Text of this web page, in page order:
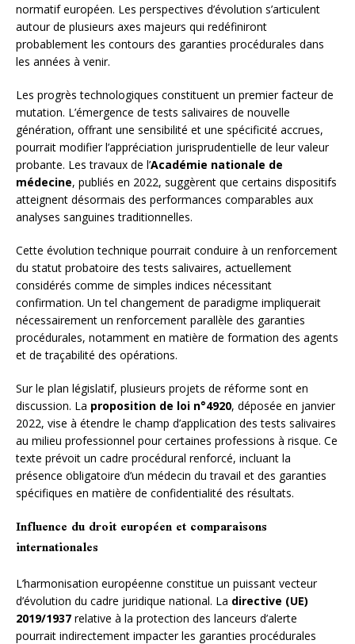
normatif européen. Les perspectives d’évolution s’articulent
autour de plusieurs axes majeurs qui redéfiniront
probablement les contours des garanties procédurales dans
les années à venir.
Les progrès technologiques constituent un premier facteur de
mutation. L’émergence de tests salivaires de nouvelle
génération, offrant une sensibilité et une spécificité accrues,
pourrait modifier l’appréciation jurisprudentielle de leur valeur
probante. Les travaux de l’Académie nationale de
médecine, publiés en 2022, suggèrent que certains dispositifs
atteignent désormais des performances comparables aux
analyses sanguines traditionnelles.
Cette évolution technique pourrait conduire à un renforcement
du statut probatoire des tests salivaires, actuellement
considérés comme de simples indices nécessitant
confirmation. Un tel changement de paradigme impliquerait
nécessairement un renforcement parallèle des garanties
procédurales, notamment en matière de formation des agents
et de traçabilité des opérations.
Sur le plan législatif, plusieurs projets de réforme sont en
discussion. La proposition de loi n°4920, déposée en janvier
2022, vise à étendre le champ d’application des tests salivaires
au milieu professionnel pour certaines professions à risque. Ce
texte prévoit un cadre procédural renforcé, incluant la
présence obligatoire d’un médecin du travail et des garanties
spécifiques en matière de confidentialité des résultats.
Influence du droit européen et comparaisons
internationales
L’harmonisation européenne constitue un puissant vecteur
d’évolution du cadre juridique national. La directive (UE)
2019/1937 relative à la protection des lanceurs d’alerte
pourrait indirectement impacter les garanties procédurales